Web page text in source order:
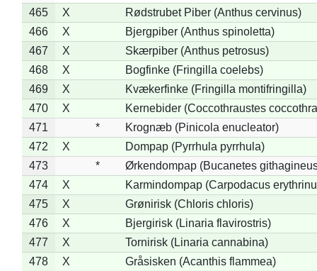
465
X
Rødstrubet Piber (Anthus cervinus)
466
X
Bjergpiber (Anthus spinoletta)
467
X
Skærpiber (Anthus petrosus)
468
X
Bogfinke (Fringilla coelebs)
469
X
Kvækerfinke (Fringilla montifringilla)
470
X
Kernebider (Coccothraustes
471
*
Krognæb (Pinicola enucleator)
472
X
Dompap (Pyrrhula pyrrhula)
473
*
Ørkendompap (Bucanetes
474
X
Karmindompap (Carpodacus
475
X
Grønirisk (Chloris chloris)
476
X
Bjergirisk (Linaria flavirostris)
477
X
Tornirisk (Linaria cannabina)
478
X
Gråsisken (Acanthis flammea)